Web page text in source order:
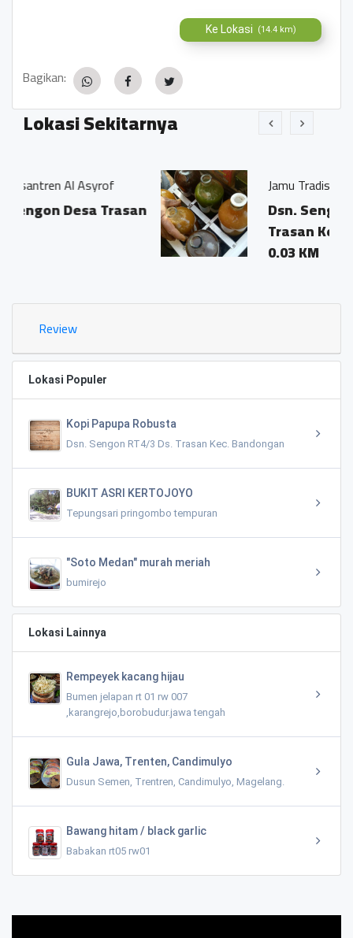
Ke Lokasi (14.4 km)
Bagikan:
Lokasi Sekitarnya
Trasan
Jamu Tradisisional Madun
Dsn. Sengon RT04/03 Ds.
Trasan Kec. Bandongan
0.03 KM
Review
Lokasi Populer
Kopi Papupa Robusta
Dsn. Sengon RT4/3 Ds. Trasan Kec. Bandongan
BUKIT ASRI KERTOJOYO
Tepungsari pringombo tempuran
"Soto Medan" murah meriah
bumirejo
Lokasi Lainnya
Rempeyek kacang hijau
Bumen jelapan rt 01 rw 007
,karangrejo,borobudur.jawa tengah
Gula Jawa, Trenten, Candimulyo
Dusun Semen, Trentren, Candimulyo, Magelang.
Bawang hitam / black garlic
Babakan rt05 rw01